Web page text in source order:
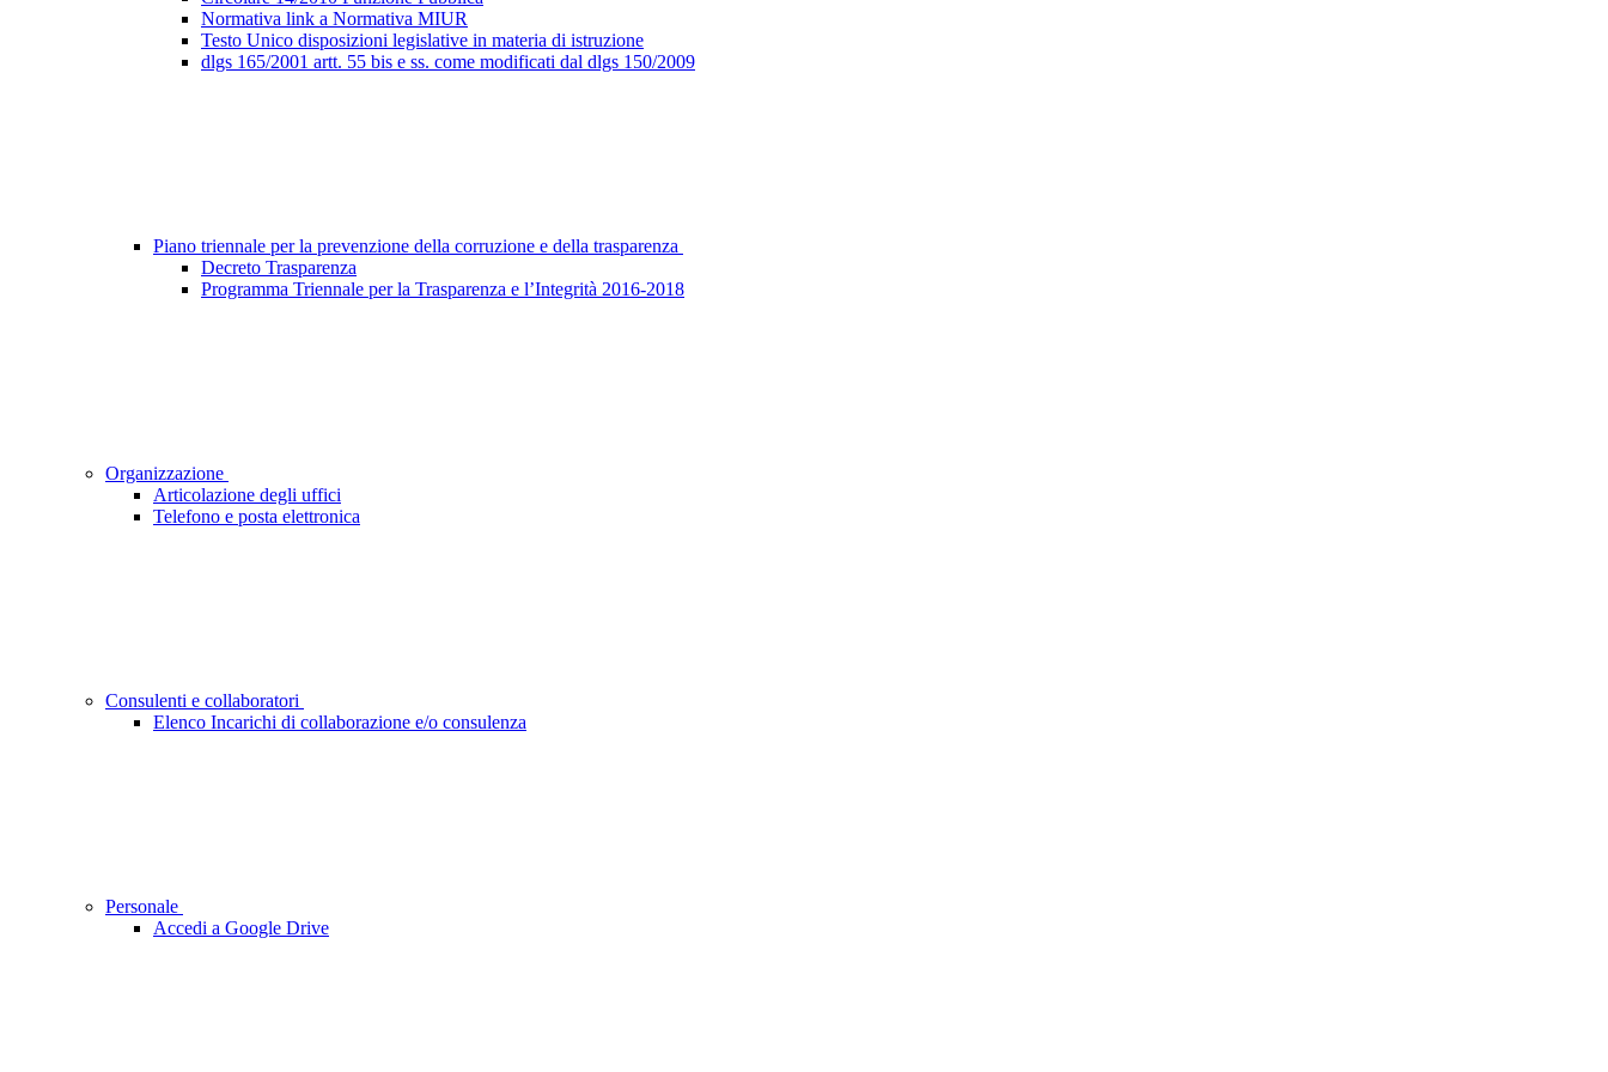
Normativa link a Normativa MIUR
Testo Unico disposizioni legislative in materia di istruzione
dlgs 165/2001 artt. 55 bis e ss. come modificati dal dlgs 150/2009
Piano triennale per la prevenzione della corruzione e della trasparenza
Decreto Trasparenza
Programma Triennale per la Trasparenza e l’Integrità 2016-2018
Organizzazione
Articolazione degli uffici
Telefono e posta elettronica
Consulenti e collaboratori
Elenco Incarichi di collaborazione e/o consulenza
Personale
Accedi a Google Drive